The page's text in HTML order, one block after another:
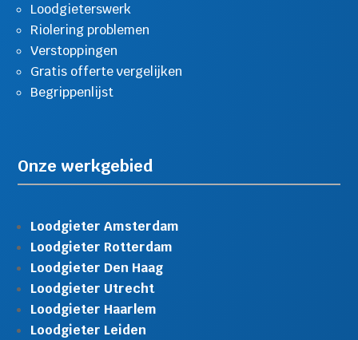
Loodgieterswerk
Riolering problemen
Verstoppingen
Gratis offerte vergelijken
Begrippenlijst
Onze werkgebied
Loodgieter Amsterdam
Loodgieter Rotterdam
Loodgieter Den Haag
Loodgieter Utrecht
Loodgieter Haarlem
Loodgieter Leiden